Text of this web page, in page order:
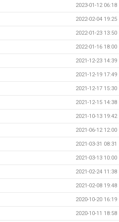
2023-01-12 06:18
2022-02-04 19:25
2022-01-23 13:50
2022-01-16 18:00
2021-12-23 14:39
2021-12-19 17:49
2021-12-17 15:30
2021-12-15 14:38
2021-10-13 19:42
2021-06-12 12:00
2021-03-31 08:31
2021-03-13 10:00
2021-02-24 11:38
2021-02-08 19:48
2020-10-20 16:19
2020-10-11 18:58